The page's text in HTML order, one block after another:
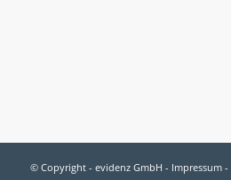
© Copyright - evidenz GmbH - Impressum-